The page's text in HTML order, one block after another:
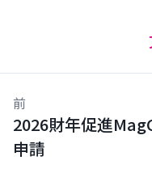
前
2026財年促進
申請